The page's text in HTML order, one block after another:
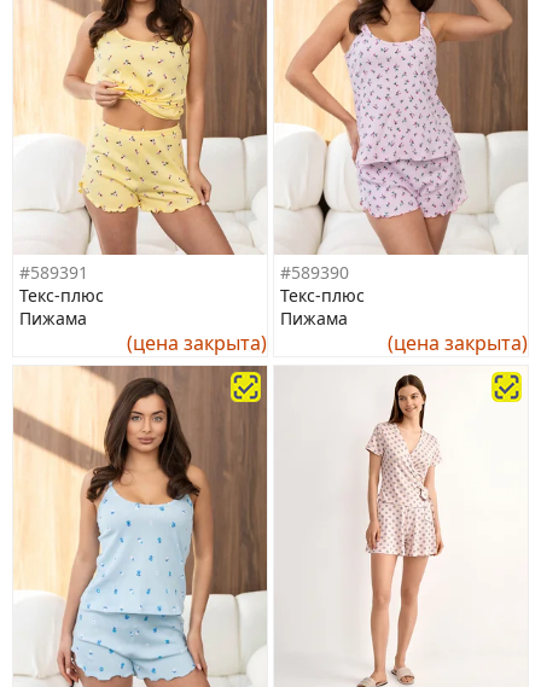
#589391
Текс-плюс
Пижама
(цена закрыта)
#589390
Текс-плюс
Пижама
(цена закрыта)